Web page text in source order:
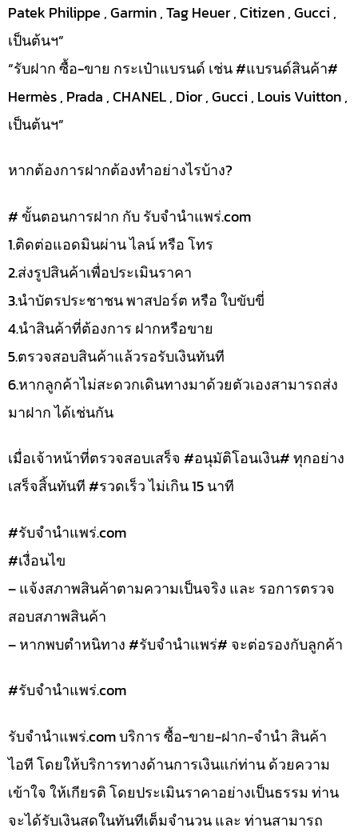
Patek Philippe , Garmin , Tag Heuer , Citizen , Gucci ,
เป็นต้นฯ”
“รับฝาก ซื้อ-ขาย กระเป๋าแบรนด์ เช่น #แบรนด์สินค้า#
Hermès , Prada , CHANEL , Dior , Gucci , Louis Vuitton ,
เป็นต้นฯ”
หากต้องการฝากต้องทำอย่างไรบ้าง?
# ขั้นตอนการฝาก กับ รับจำนำแพร่.com
1.ติดต่อแอดมินผ่าน ไลน์ หรือ โทร
2.ส่งรูปสินค้าเพื่อประเมินราคา
3.นำบัตรประชาชน พาสปอร์ต หรือ ใบขับขี่
4.นำสินค้าที่ต้องการ ฝากหรือขาย
5.ตรวจสอบสินค้าแล้วรอรับเงินทันที
6.หากลูกค้าไม่สะดวกเดินทางมาด้วยตัวเองสามารถส่ง
มาฝาก ได้เช่นกัน
เมื่อเจ้าหน้าที่ตรวจสอบเสร็จ #อนุมัติโอนเงิน# ทุกอย่าง
เสร็จสิ้นทันที #รวดเร็ว ไม่เกิน 15 นาที
#รับจํานําแพร่.com
#เงื่อนไข
– แจ้งสภาพสินค้าตามความเป็นจริง และ รอการตรวจ
สอบสภาพสินค้า
– หากพบตำหนิทาง #รับจำนำแพร่# จะต่อรองกับลูกค้า
#รับจํานําแพร่.com
รับจํานําแพร่.com บริการ ซื้อ-ขาย-ฝาก-จำนำ สินค้า
ไอที โดยให้บริการทางด้านการเงินแก่ท่าน ด้วยความ
เข้าใจ ให้เกียรติ โดยประเมินราคาอย่างเป็นธรรม ท่าน
จะได้รับเงินสดในทันทีเต็มจำนวน และ ท่านสามารถ